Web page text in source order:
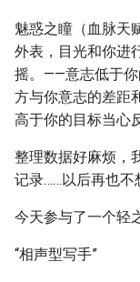
魅惑之瞳（血脉天
外表，目光和你进
摇。——意志低于你
方与你意志的差距
高于你的目标当心
整理数据好麻烦，
记录……以后再也不
今天参与了一个轻
“相声型写手”